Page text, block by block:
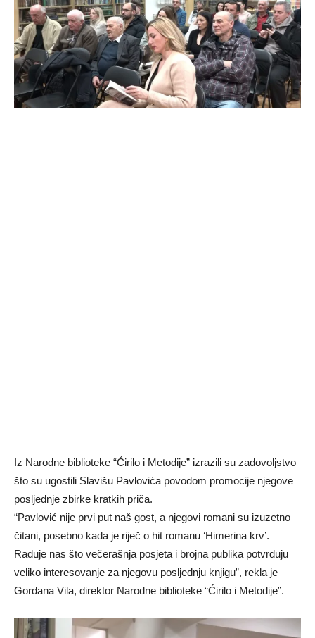
Iz Narodne biblioteke “Ćirilo i Metodije” izrazili su zadovoljstvo
što su ugostili Slavišu Pavlovića povodom promocije njegove
posljednje zbirke kratkih priča.
“Pavlović nije prvi put naš gost, a njegovi romani su izuzetno
čitani, posebno kada je riječ o hit romanu ‘Himerina krv’.
Raduje nas što večerašnja posjeta i brojna publika potvrđuju
veliko interesovanje za njegovu posljednju knjigu”, rekla je
Gordana Vila, direktor Narodne biblioteke “Ćirilo i Metodije”.